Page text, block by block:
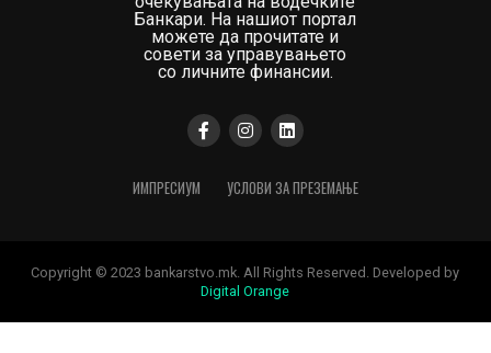
Банкари. На нашиот портал
можете да прочитате и
совети за управувањето
со личните финансии.
ИМПРЕСИУМ УСЛОВИ ЗА ПРЕЗЕМАЊЕ
Copyright © 2023 bankarstvo.mk. All Rights Reserved. Developed by
Digital Orange